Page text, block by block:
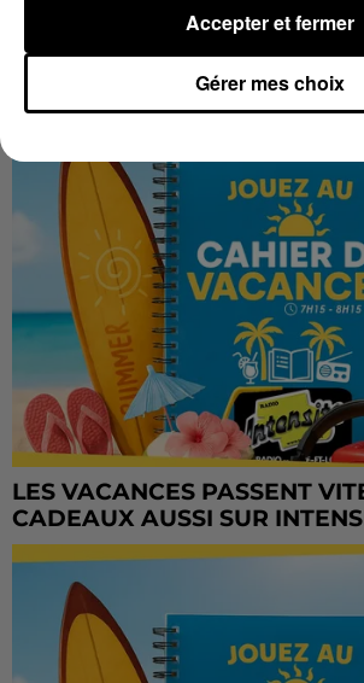
LES VACANCES PASSENT
CADEAUX AUSSI SUR
Gérer mes choix
Accepter et fermer